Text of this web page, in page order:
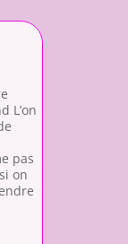
L’on
pas
on